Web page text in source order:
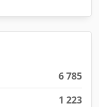
6 785
1 223